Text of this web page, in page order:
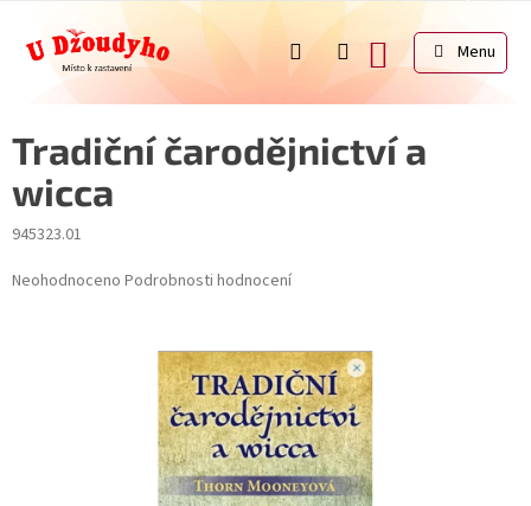
obsah
NÁKUPNÍ
KOŠÍK
Tradiční čarodějnictví a
wicca
945323.01
Průměrné
Neohodnoceno Podrobnosti hodnocení